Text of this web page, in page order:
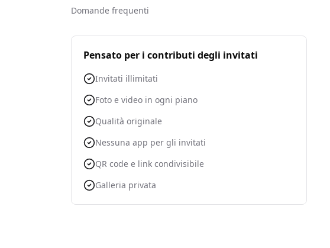
Domande frequenti
Pensato per i contributi degli invitati
Invitati illimitati
Foto e video in ogni piano
Qualità originale
Nessuna app per gli invitati
QR code e link condivisibile
Galleria privata